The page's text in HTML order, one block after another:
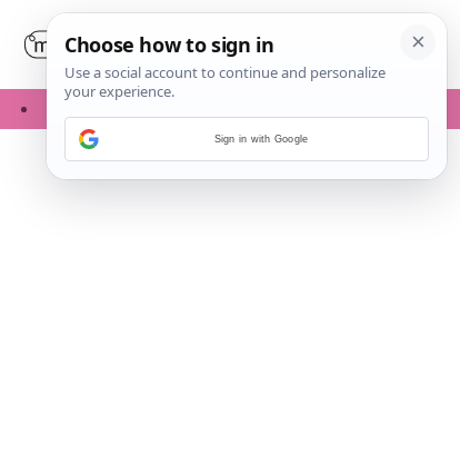
Sign in with Google